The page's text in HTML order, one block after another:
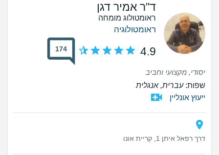
ד"ר אמיר דגן
ראומטולוג מומחה
ראומטולוגיה
4.9
174
יסודי, מקצועי וחביב
שפות:עברית, אנגלית
ייעוץ אונליין
דרך רפאל איתן 1, קריית אונו